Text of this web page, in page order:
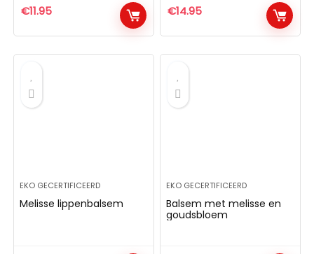
€11.95 €14.95
EKO GECERTIFICEERD
Melisse lippenbalsem
EKO GECERTIFICEERD
Balsem met melisse en
goudsbloem